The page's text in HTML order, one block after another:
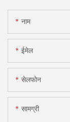
नाम
ईमेल
सेलफोन
सामग्री